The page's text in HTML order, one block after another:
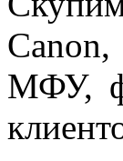
МФУ,